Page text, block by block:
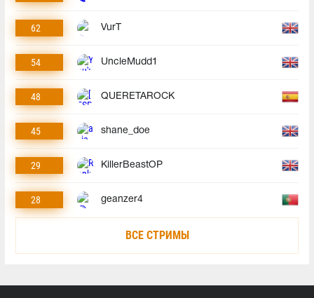
62 VurT
54 UncleMudd1
48 QUERETAROCK
45 shane_doe
29 KillerBeastOP
28 geanzer4
ВСЕ СТРИМЫ